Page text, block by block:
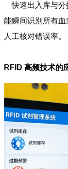
快速出入库与分
能瞬间识别所有
人工核对错误率。
RFID 高频技术的